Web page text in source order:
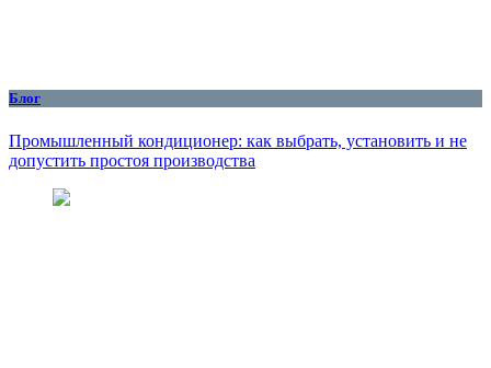
Блог
Промышленный кондиционер: как выбрать, установить и не
допустить простоя производства